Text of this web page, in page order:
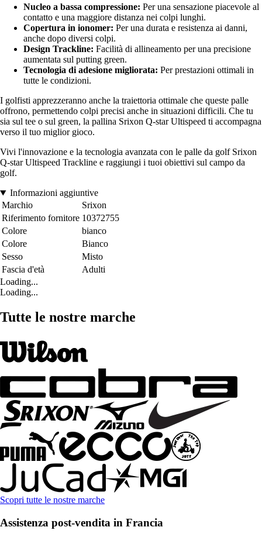
Nucleo a bassa compressione: Per una sensazione piacevole al
contatto e una maggiore distanza nei colpi lunghi.
Copertura in ionomer: Per una durata e resistenza ai danni,
anche dopo diversi colpi.
Design Trackline: Facilità di allineamento per una precisione
aumentata sul putting green.
Tecnologia di adesione migliorata: Per prestazioni ottimali in
tutte le condizioni.
I golfisti apprezzeranno anche la traiettoria ottimale che queste palle
offrono, permettendo colpi precisi anche in situazioni difficili. Che tu
sia sul tee o sul green, la pallina Srixon Q-star Ultispeed ti accompagna
verso il tuo miglior gioco.
Vivi l'innovazione e la tecnologia avanzata con le palle da golf Srixon
Q-star Ultispeed Trackline e raggiungi i tuoi obiettivi sul campo da
golf.
Informazioni aggiuntive
Marchio
Srixon
Riferimento fornitore 10372755
Colore
bianco
Colore
Bianco
Sesso
Misto
Fascia d'età
Adulti
Loading...
Loading...
Tutte le nostre marche
Scopri tutte le nostre marche
Assistenza post-vendita in Francia